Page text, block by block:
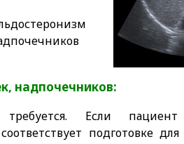
надпочечников:
Если
подготовке